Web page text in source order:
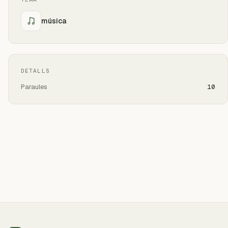
música
DETALLS
Paraules 10